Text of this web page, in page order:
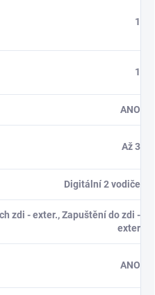
1
1
ANO
Až 3
Digitální 2 vodiče
zdi - exter., Zapuštění do zdi -
exter
ANO